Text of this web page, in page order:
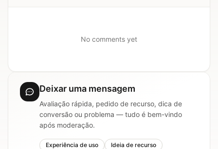
No comments yet
Deixar uma mensagem
Avaliação rápida, pedido de recurso, dica de
conversão ou problema — tudo é bem-vindo
após moderação.
Experiência de uso
Ideia de recurso